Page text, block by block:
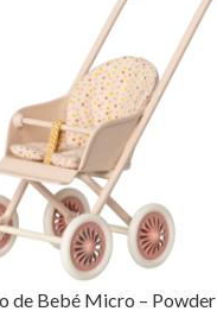
de Bebé Micro – Powder